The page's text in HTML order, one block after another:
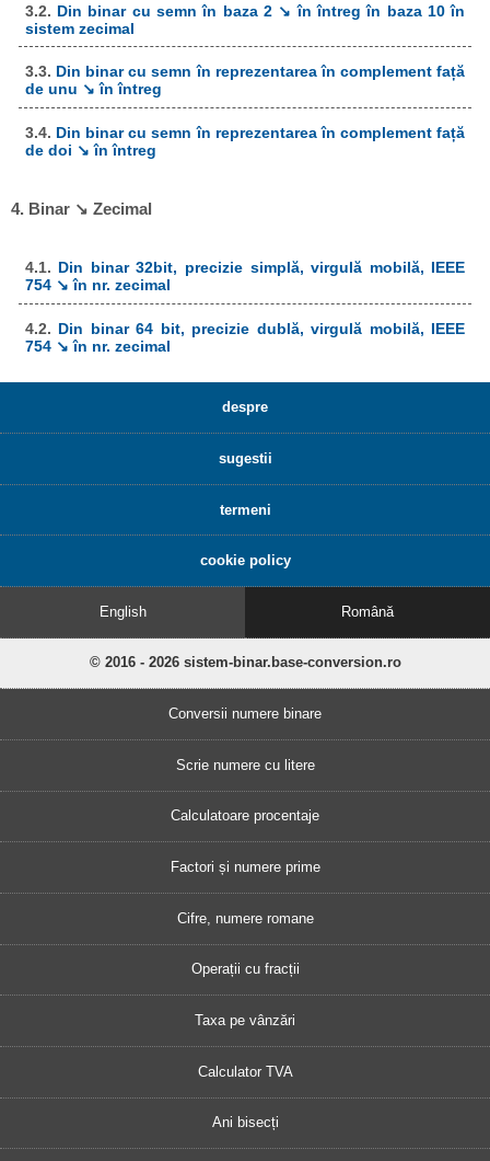
3.2. Din binar cu semn în baza 2 ↘ în întreg în baza 10 în
sistem zecimal
3.3. Din binar cu semn în reprezentarea în complement față
de unu ↘ în întreg
3.4. Din binar cu semn în reprezentarea în complement față
de doi ↘ în întreg
4. Binar ↘ Zecimal
4.1. Din binar 32bit, precizie simplă, virgulă mobilă, IEEE
754 ↘ în nr. zecimal
4.2. Din binar 64 bit, precizie dublă, virgulă mobilă, IEEE
754 ↘ în nr. zecimal
despre
sugestii
termeni
cookie policy
English Română
© 2016 - 2026 sistem-binar.base-conversion.ro
Conversii numere binare
Scrie numere cu litere
Calculatoare procentaje
Factori și numere prime
Cifre, numere romane
Operații cu fracții
Taxa pe vânzări
Calculator TVA
Ani bisecți